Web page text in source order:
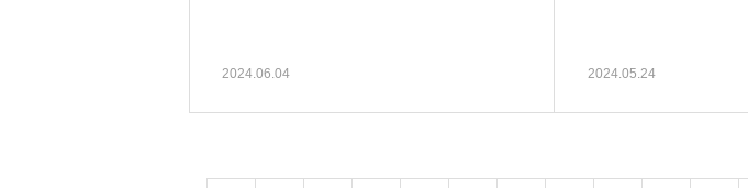
2024.06.04 2024.05.24